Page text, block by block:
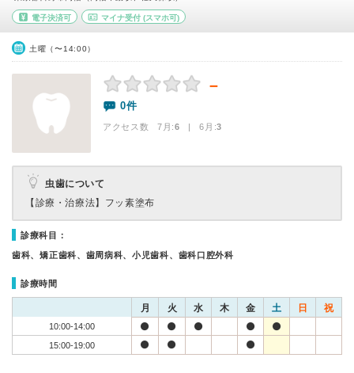
電子決済可 マイナ受付(スマホ可)
土曜（〜14:00）
－
0件
アクセス数 7月:6 | 6月:3
虫歯について
【診療・治療法】 フッ素塗布
診療科目：
歯科、矯正歯科、歯周病科、小児歯科、歯科口腔外科
診療時間
月 火 水 木 金 土 日 祝
10:00-14:00
15:00-19:00